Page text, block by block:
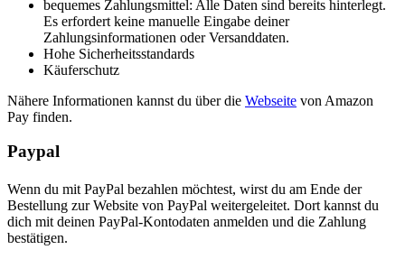
bequemes Zahlungsmittel: Alle Daten sind bereits hinterlegt.
Es erfordert keine manuelle Eingabe deiner
Zahlungsinformationen oder Versanddaten.
Hohe Sicherheitsstandards
Käuferschutz
Nähere Informationen kannst du über die Webseite von Amazon
Pay finden.
Paypal
Wenn du mit PayPal bezahlen möchtest, wirst du am Ende der
Bestellung zur Website von PayPal weitergeleitet. Dort kannst du
dich mit deinen PayPal-Kontodaten anmelden und die Zahlung
bestätigen.